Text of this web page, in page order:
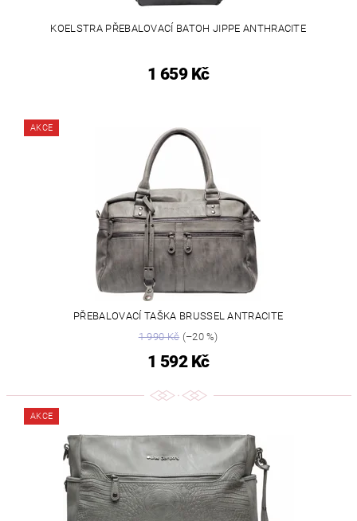
KOELSTRA PŘEBALOVACÍ BATOH JIPPE ANTHRACITE
1 659 Kč
AKCE
PŘEBALOVACÍ TAŠKA BRUSSEL ANTRACITE
1 990 Kč(–20 %)
1 592 Kč
AKCE